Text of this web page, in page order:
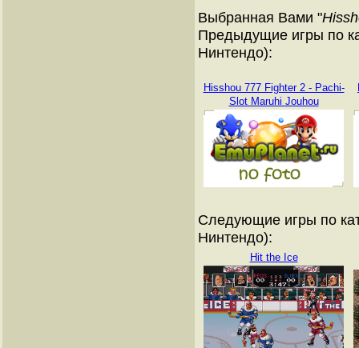
Выбранная Вами "
Предыдущие игры по
Нинтендо):
Hisshou 777 Fighter 2 - Pachi-
Slot Maruhi Jouhou
Следующие игры по
Нинтендо):
Hit the Ice